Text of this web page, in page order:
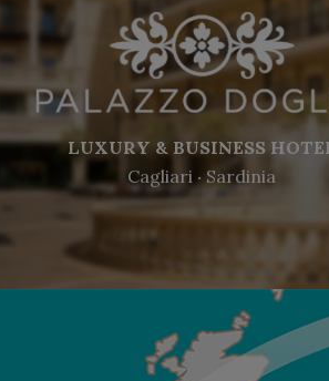
LUXURY & BUSINESS
Cagliari ‧ Sardinia